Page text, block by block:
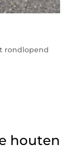
rondlopend
houten